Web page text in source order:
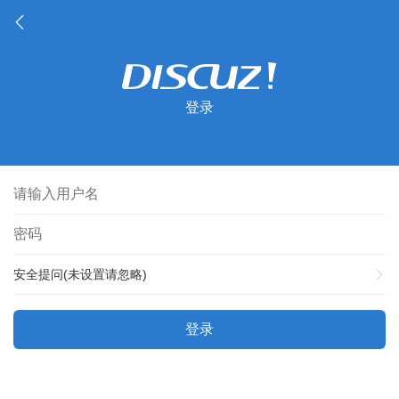
登录
安全提问(未设置请忽略)
登录